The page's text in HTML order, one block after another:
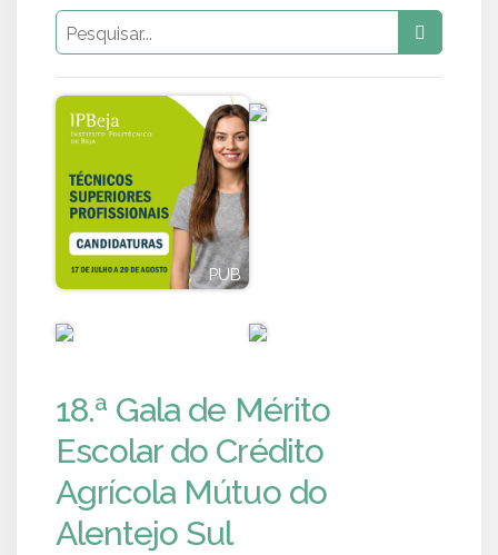
PUB
18.ª Gala de Mérito
Escolar do Crédito
Agrícola Mútuo do
Alentejo Sul